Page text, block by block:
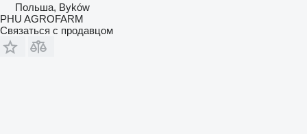
Польша, Byków
PHU AGROFARM
Связаться с продавцом